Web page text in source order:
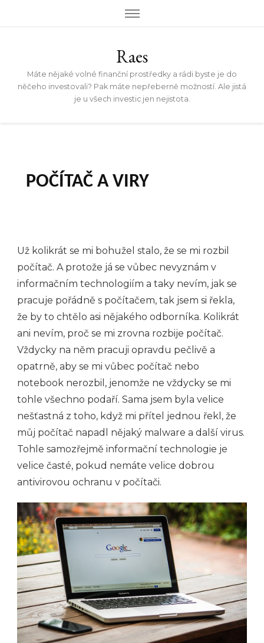
Raes
Máte nějaké volné finanční prostředky a rádi byste je do
něčeho investovali? Pak máte nepřeberně možností. Ale jistá
je u všech investic jen nejistota.
POČÍTAČ A VIRY
Už kolikrát se mi bohužel stalo, že se mi rozbil
počítač. A protože já se vůbec nevyznám v
informačním technologiím a taky nevím, jak se
pracuje pořádně s počítačem, tak jsem si řekla,
že by to chtělo asi nějakého odborníka. Kolikrát
ani nevím, proč se mi zrovna rozbije počítač.
Vždycky na něm pracuji opravdu pečlivě a
opatrně, aby se mi vůbec počítač nebo
notebook nerozbil, jenomže ne vždycky se mi
tohle všechno podaří. Sama jsem byla velice
nešťastná z toho, když mi přítel jednou řekl, že
můj počítač napadl nějaký malware a další virus.
Tohle samozřejmě informační technologie je
velice časté, pokud nemáte velice dobrou
antivirovou ochranu v počítači.